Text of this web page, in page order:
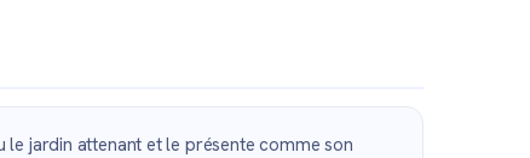
le jardin attenant et le présente comme son